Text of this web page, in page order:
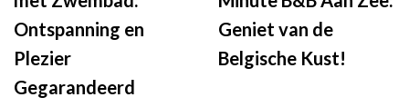
Ontspanning en
Plezier
Gegarandeerd
Geniet van de
Belgische Kust!